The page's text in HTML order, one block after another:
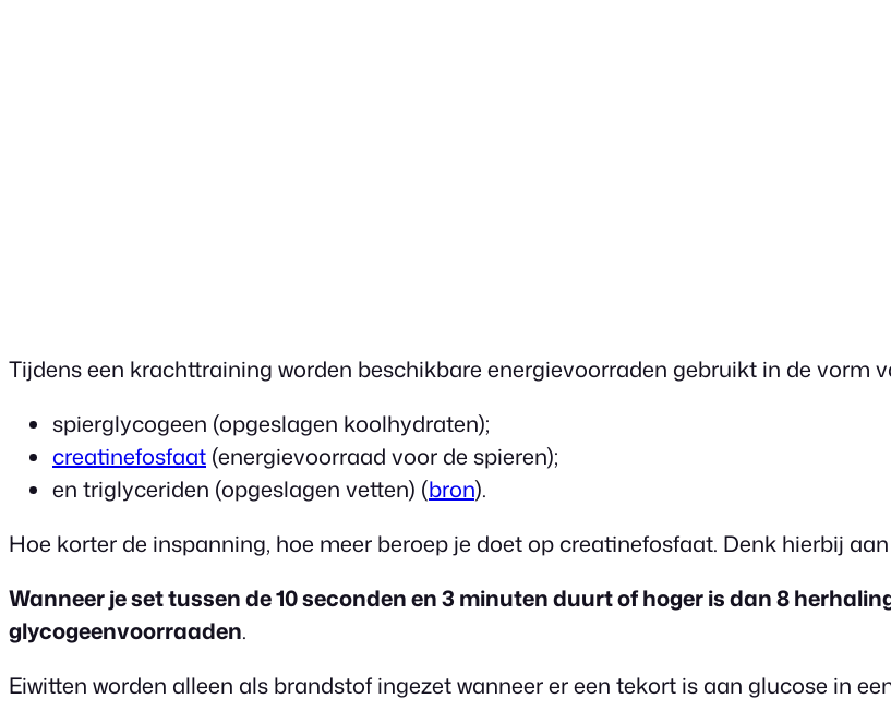
Tijdens een krachttraining worden beschikbare energievoorraden gebruikt in de vorm
spierglycogeen (opgeslagen koolhydraten);
creatinefosfaat (energievoorraad voor de spieren);
en triglyceriden (opgeslagen vetten) (bron).
Hoe korter de inspanning, hoe meer beroep je doet op creatinefosfaat. Denk hierbij
Wanneer je set tussen de 10 seconden en 3 minuten duurt of hoger is dan 8
glycogeenvoorraaden.
Eiwitten worden alleen als brandstof ingezet wanneer er een tekort is aan glucose in